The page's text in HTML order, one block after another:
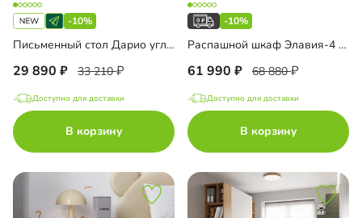
-10%
Письменный стол Дарио угловой
29 890 33 210
Доступно для доставки
В корзину
-10%
Распашной шкаф Элавия-4 Премиум с антресолью
61 990 68 880
Доступно для доставки
В корзину